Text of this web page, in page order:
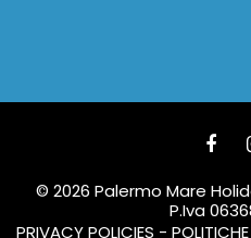
© 2026 Palermo Mare
P.Iva
PRIVACY POLICIES -